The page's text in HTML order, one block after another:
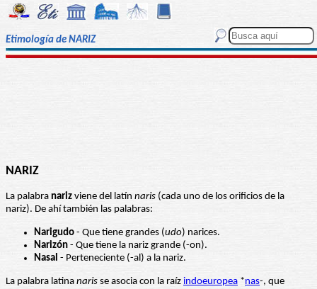
Etimología de NARIZ
NARIZ
La palabra nariz viene del latín naris (cada uno de los orificios de la
nariz). De ahí también las palabras:
Narigudo - Que tiene grandes (udo) narices.
Narizón - Que tiene la nariz grande (-on).
Nasal - Perteneciente (-al) a la nariz.
La palabra latina naris se asocia con la raíz indoeuropea *nas-, que